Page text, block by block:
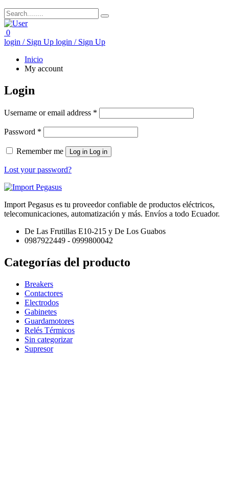
0
login / Sign Up login / Sign Up
Inicio
My account
Login
Username or email address *
Password *
Remember me Log in Log in
Lost your password?
Import Pegasus es tu proveedor confiable de productos eléctricos,
telecomunicaciones, automatización y más. Envíos a todo Ecuador.
De Las Frutillas E10-215 y De Los Guabos
0987922449 - 0999800042
Categorías del producto
Breakers
Contactores
Electrodos
Gabinetes
Guardamotores
Relés Térmicos
Sin categorizar
Supresor